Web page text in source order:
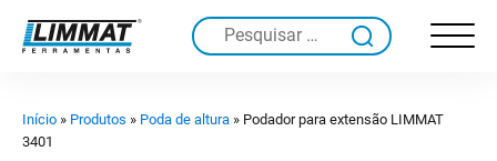
Pesquisar
Início » Produtos » Poda de altura » Podador para extensão LIMMAT
3401